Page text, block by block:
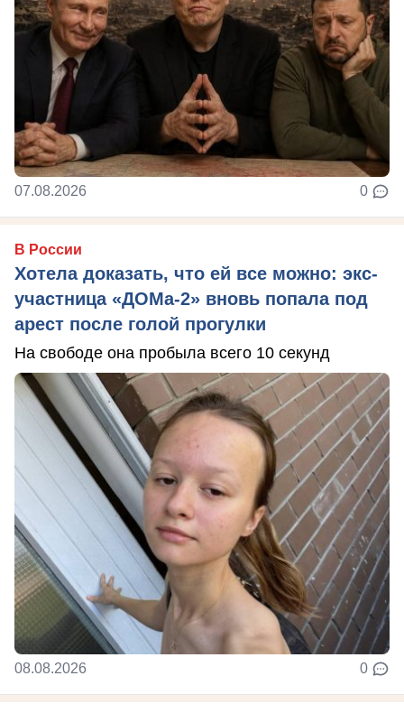
07.08.2026 0
В России
Хотела доказать, что ей все можно: экс-
участница «ДОМа-2» вновь попала под
арест после голой прогулки
На свободе она пробыла всего 10 секунд
08.08.2026 0